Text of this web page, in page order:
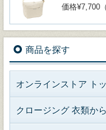
価格¥7,700
商品を探す
オンラインストア ト
クロージング 衣類か